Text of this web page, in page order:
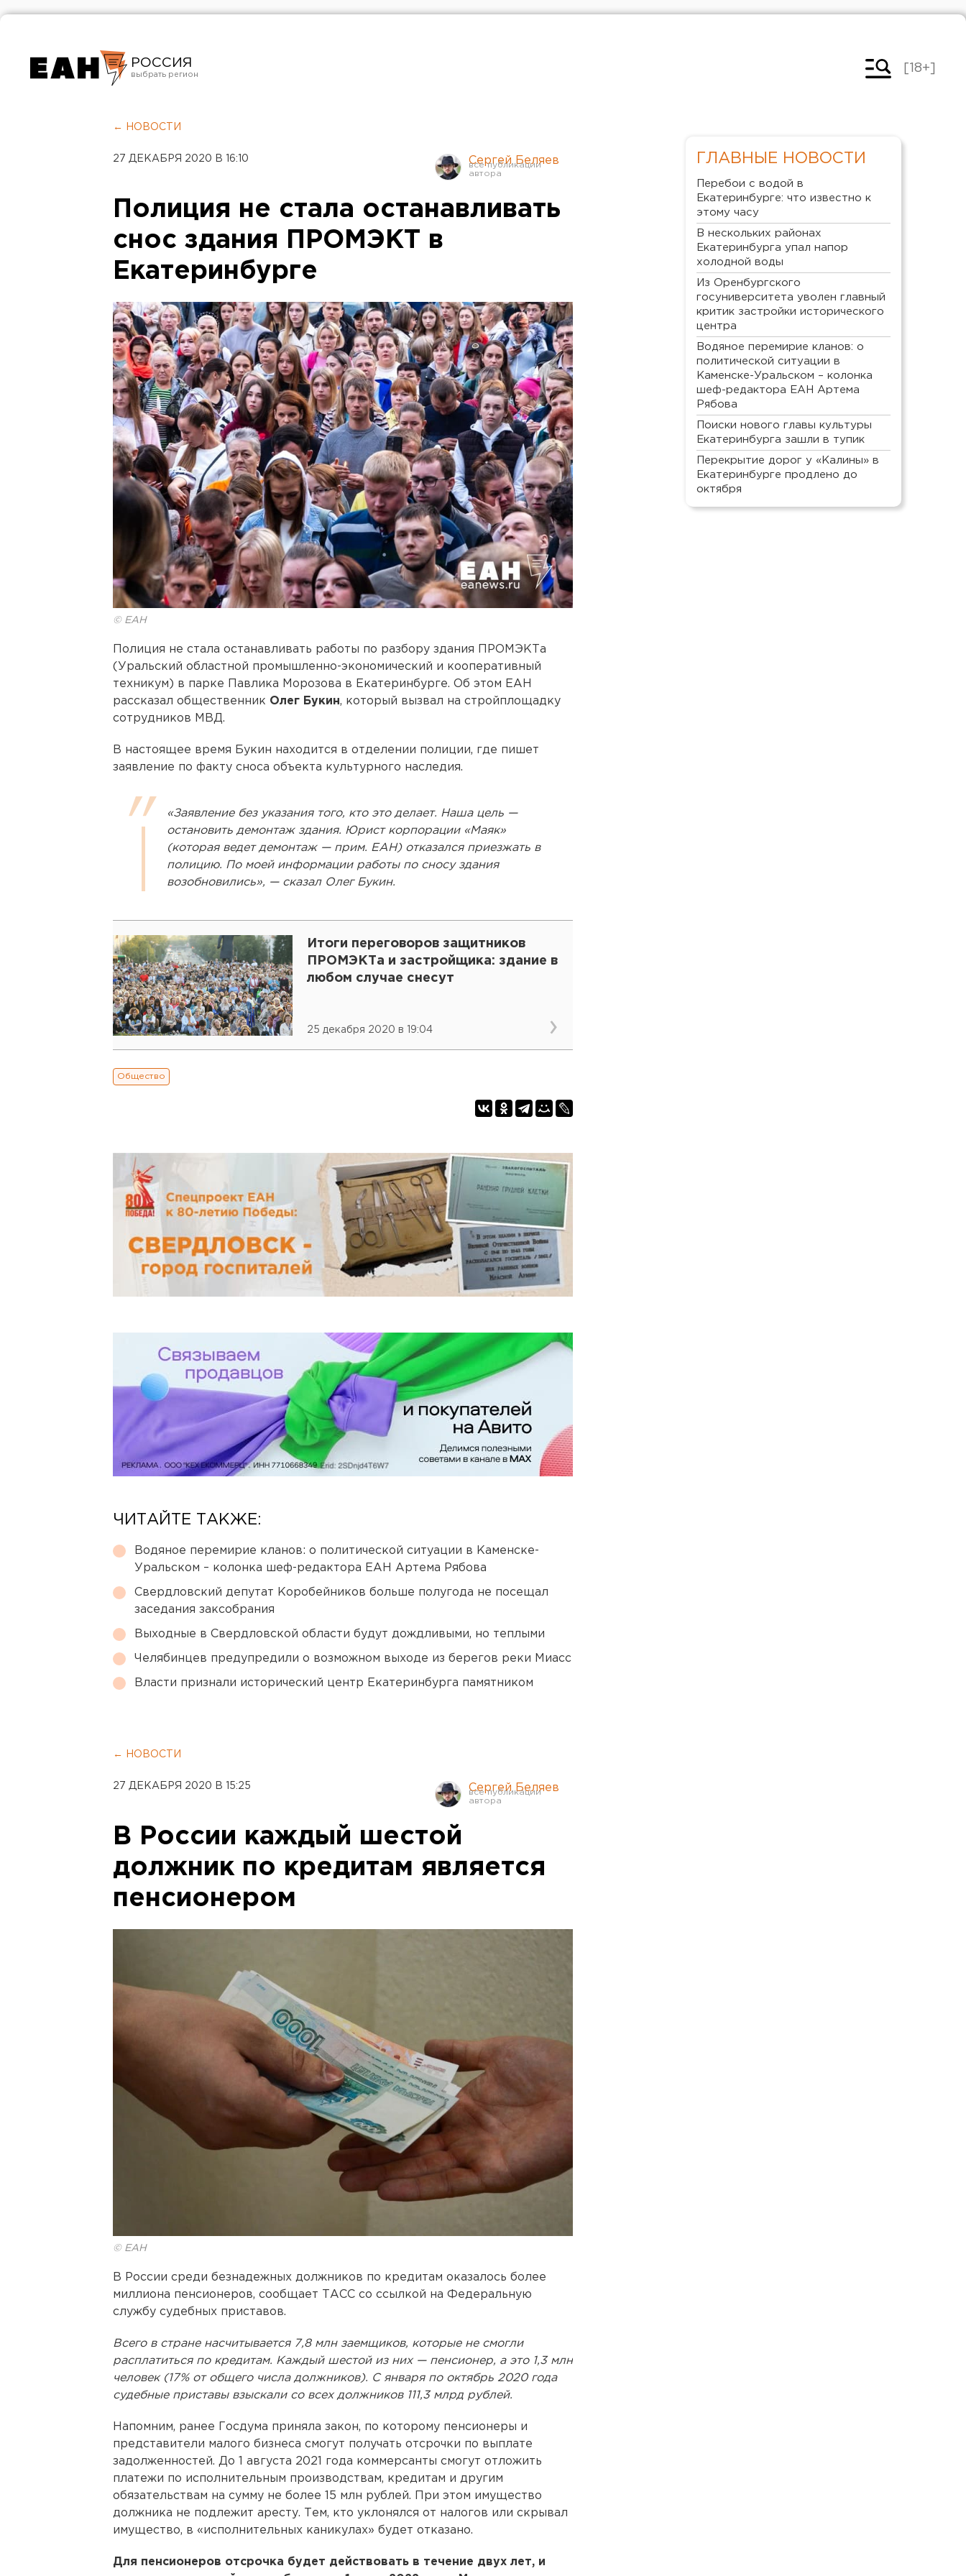
РОССИЯ
Челябинск
[18+]
← НОВОСТИ
27 ДЕКАБРЯ 2020 В 16:10 Сергей Беляев
Полиция не стала останавливать
снос здания ПРОМЭКТ в
Екатеринбурге
© ЕАН
Полиция не стала останавливать работы по разбору здания ПРОМЭКТа
(Уральский областной промышленно-экономический и кооперативный
техникум) в парке Павлика Морозова в Екатеринбурге. Об этом ЕАН
рассказал общественник Олег Букин, который вызвал на стройплощадку
сотрудников МВД.
В настоящее время Букин находится в отделении полиции, где пишет
заявление по факту сноса объекта культурного наследия.
«Заявление без указания того, кто это делает. Наша цель —
остановить демонтаж здания. Юрист корпорации «Маяк»
(которая ведет демонтаж — прим. ЕАН) отказался приезжать в
полицию. По моей информации работы по сносу здания
возобновились», — сказал Олег Букин.
Итоги переговоров защитников
ПРОМЭКТа и застройщика: здание в
любом случае снесут
25 декабря 2020 в 19:04
Общество
ЧИТАЙТЕ ТАКЖЕ:
Водяное перемирие кланов: о политической ситуации в Каменске-
Уральском – колонка шеф-редактора ЕАН Артема Рябова
Свердловский депутат Коробейников больше полугода не посещал
заседания заксобрания
Выходные в Свердловской области будут дождливыми, но теплыми
Челябинцев предупредили о возможном выходе из берегов реки Миасс
Власти признали исторический центр Екатеринбурга памятником
← НОВОСТИ
27 ДЕКАБРЯ 2020 В 15:25 Сергей Беляев
В России каждый шестой
должник по кредитам является
пенсионером
© ЕАН
В России среди безнадежных должников по кредитам оказалось более
миллиона пенсионеров, сообщает ТАСС со ссылкой на Федеральную
службу судебных приставов.
Всего в стране насчитывается 7,8 млн заемщиков, которые не смогли
расплатиться по кредитам. Каждый шестой из них — пенсионер, а это 1,3 млн
человек (17% от общего числа должников). С января по октябрь 2020 года
судебные приставы взыскали со всех должников 111,3 млрд рублей.
Напомним, ранее Госдума приняла закон, по которому пенсионеры и
представители малого бизнеса смогут получать отсрочки по выплате
задолженностей. До 1 августа 2021 года коммерсанты смогут отложить
платежи по исполнительным производствам, кредитам и другим
обязательствам на сумму не более 15 млн рублей. При этом имущество
должника не подлежит аресту. Тем, кто уклонялся от налогов или скрывал
имущество, в «исполнительных каникулах» будет отказано.
Для пенсионеров отсрочка будет действовать в течение двух лет, и
ГЛАВНЫЕ НОВОСТИ
Перебои с водой в
Екатеринбурге: что известно к
этому часу
В нескольких районах
Екатеринбурга упал напор
холодной воды
Из Оренбургского
госуниверситета уволен главный
критик застройки исторического
центра
Водяное перемирие кланов: о
политической ситуации в
Каменске-Уральском – колонка
шеф-редактора ЕАН Артема
Рябова
Поиски нового главы культуры
Екатеринбурга зашли в тупик
Перекрытие дорог у «Калины» в
Екатеринбурге продлено до
октября